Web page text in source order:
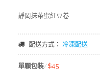
靜岡抹茶蜜紅豆卷
配送方式： 冷凍配送
單顆包裝 $45